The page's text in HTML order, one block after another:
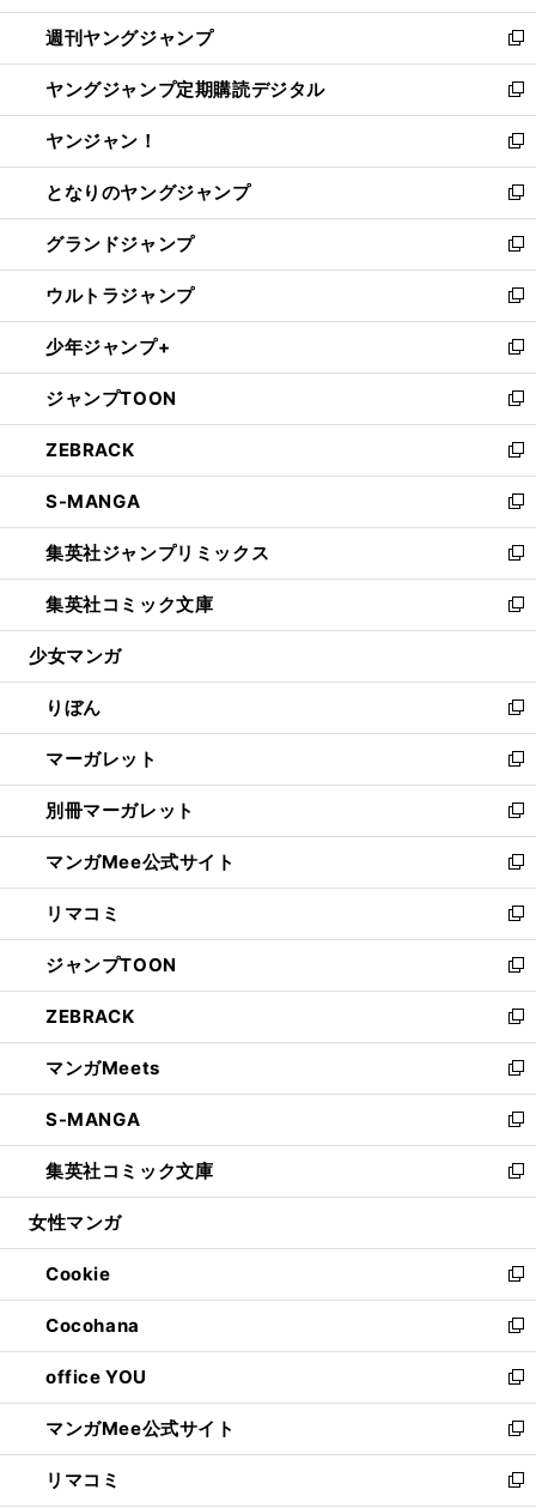
開
く
ウ
で
開
く
ン
ド
ウ
で
開
く
ウ
ィ
ン
ド
ウ
で
開
く
週刊ヤングジャンプ
新
し
い
ウ
ィ
ン
ド
ウ
で
開
く
ヤングジャンプ定期購読デジタル
新
し
い
ウ
ィ
ン
ド
ウ
で
開
く
ヤンジャン！
新
し
い
ウ
ィ
ン
ド
ウ
で
開
く
となりのヤングジャンプ
新
し
い
ウ
ィ
ン
ド
ウ
で
開
く
グランドジャンプ
新
し
い
ウ
ィ
ン
ド
ウ
で
開
く
ウルトラジャンプ
新
し
い
ウ
ィ
ン
ド
ウ
で
開
く
少年ジャンプ+
新
し
い
ウ
ィ
ン
ド
ウ
で
開
く
ジャンプTOON
新
し
い
ウ
ィ
ン
ド
ウ
で
開
ZEBRACK
新
し
い
ウ
ィ
ン
ド
ウ
開
く
S-MANGA
新
し
い
ウ
ィ
ン
ウ
で
開
く
集英社ジャンプリミックス
新
し
い
ウ
ン
ド
ウ
で
開
く
集英社コミック文庫
新
し
ウ
ィ
ン
ド
ウ
で
開
く
少女マンガ
りぼん
新
し
い
ウ
ィ
ン
ド
ウ
で
開
く
マーガレット
新
し
い
ウ
ィ
ン
ド
ウ
で
開
く
別冊マーガレット
新
し
い
ウ
ィ
ン
ド
ウ
で
開
く
マンガMee公式サイト
新
し
い
ウ
ィ
ン
ド
ウ
で
開
く
リマコミ
新
し
い
ウ
ィ
ン
ド
ウ
で
開
く
ジャンプTOON
新
し
い
ウ
ィ
ン
ド
ウ
で
開
ZEBRACK
新
し
い
ウ
ィ
ン
ド
ウ
開
く
マンガMeets
新
し
い
ウ
ィ
ン
ウ
で
開
く
S-MANGA
新
し
い
ウ
ン
ド
ウ
で
開
く
集英社コミック文庫
新
し
ウ
ィ
ン
ド
ウ
で
開
く
女性マンガ
Cookie
新
し
い
ウ
ィ
ン
ド
ウ
で
Cocohana
新
し
い
ウ
ィ
ン
ド
office YOU
新
し
い
ウ
ィ
マンガMee公式サイト
新
し
い
リマコミ
新